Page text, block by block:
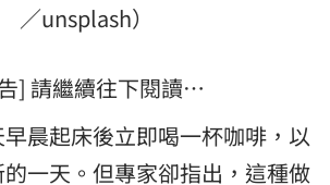
／unsplash）
] 請繼續往下閱讀…
晨起床後立即喝一杯咖啡，以
一天。但專家卻指出，這種做